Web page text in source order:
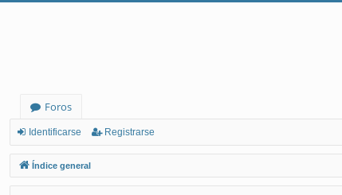
Foros
Identificarse Registrarse
Índice general